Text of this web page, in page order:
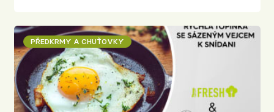
PŘEDKRMY A CHUŤOVKY